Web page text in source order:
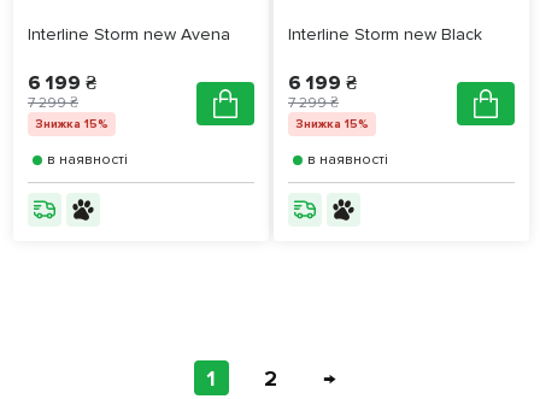
Interline Storm new Avena
6 199 ₴
7 299 ₴
Знижка 15%
в наявності
Interline Storm new Black
6 199 ₴
7 299 ₴
Знижка 15%
в наявності
1 2 →